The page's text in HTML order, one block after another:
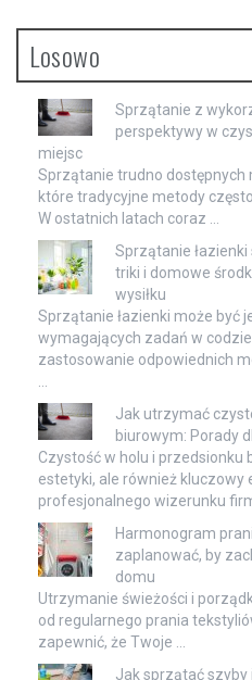
Losowo
Sprzątanie z
perspektywy w
miejsc
Sprzątanie trudno dostępnych
które tradycyjne metody
W ostatnich latach coraz …
Sprzątanie
triki i domowe
wysiłku
Sprzątanie łazienki może być
wymagających zadań w
zastosowanie odpowiednich
…
Jak utrzymać
biurowym: Porady
Czystość w holu i
estetyki, ale również kluczowy
profesjonalnego wizerunku
Harmonogram
zaplanować, by
domu
Utrzymanie świeżości i
od regularnego prania
zapewnić, że Twoje …
Jak sprzątać szyby